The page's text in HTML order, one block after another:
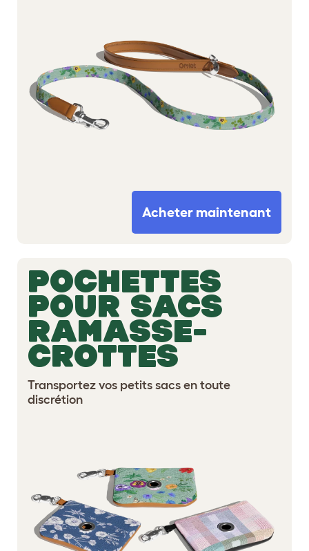
Acheter maintenant
POCHETTES
POUR SACS
RAMASSE-
CROTTES
Transportez vos petits sacs en toute
discrétion